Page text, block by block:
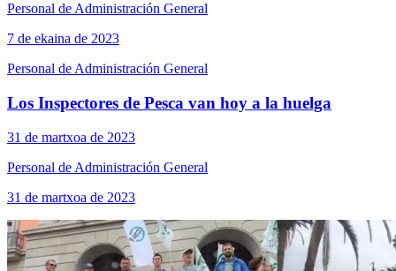
Personal de Administración General
7 de ekaina de 2023
Personal de Administración General
Los Inspectores de Pesca van hoy a la huelga
31 de martxoa de 2023
Personal de Administración General
31 de martxoa de 2023